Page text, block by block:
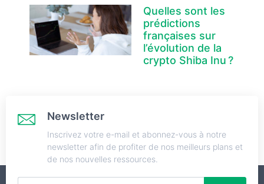
Quelles sont les
prédictions
françaises sur
l’évolution de la
crypto Shiba Inu ?
Newsletter
Inscrivez votre e-mail et abonnez-vous à notre
newsletter afin de profiter de nos meilleurs plans et
de nos nouvelles ressources.